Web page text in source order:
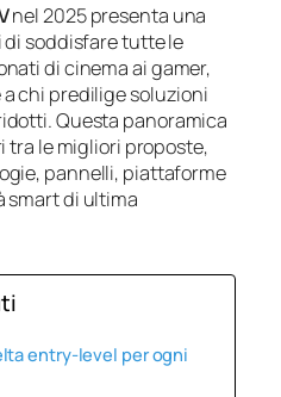
nel 2025 presenta una
soddisfare tutte le
di cinema ai gamer,
chi predilige soluzioni
Questa panoramica
le migliori proposte,
pannelli, piattaforme
smart di ultima
entry-level per ogni